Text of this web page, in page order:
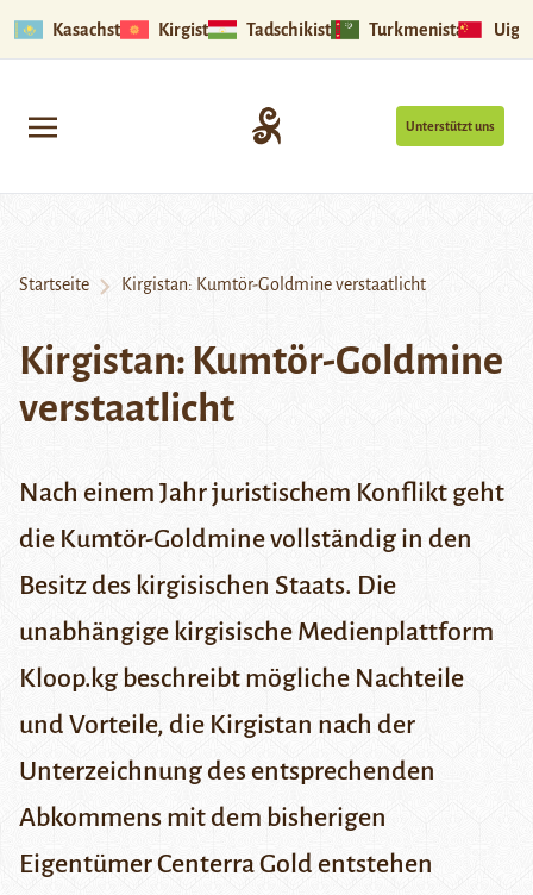
Kasachstan Kirgistan Tadschikistan Turkmenistan
Unterstützt uns
Startseite Kirgistan: Kumtör-Goldmine verstaatlicht
Kirgistan: Kumtör-Goldmine
verstaatlicht
Nach einem Jahr juristischem Konflikt geht
die Kumtör-Goldmine vollständig in den
Besitz des kirgisischen Staats. Die
unabhängige kirgisische Medienplattform
Kloop.kg beschreibt mögliche Nachteile
und Vorteile, die Kirgistan nach der
Unterzeichnung des entsprechenden
Abkommens mit dem bisherigen
Eigentümer Centerra Gold entstehen